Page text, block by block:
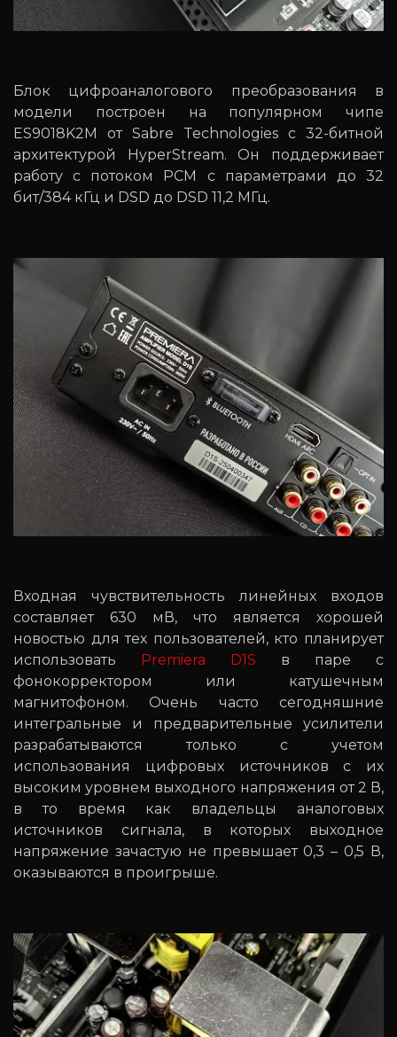
Блок цифроаналогового преобразования в
модели построен на популярном чипе
ES9018K2M от Sabre Technologies с 32-битной
архитектурой HyperStream. Он поддерживает
работу с потоком РСМ с параметрами до 32
бит/384 кГц и DSD до DSD 11,2 МГц.
Входная чувствительность линейных входов
составляет 630 мВ, что является хорошей
новостью для тех пользователей, кто планирует
использовать Premiera D1S в паре с
фонокорректором или катушечным
магнитофоном. Очень часто сегодняшние
интегральные и предварительные усилители
разрабатываются только с учетом
использования цифровых источников с их
высоким уровнем выходного напряжения от 2 В,
в то время как владельцы аналоговых
источников сигнала, в которых выходное
напряжение зачастую не превышает 0,3 – 0,5 В,
оказываются в проигрыше.